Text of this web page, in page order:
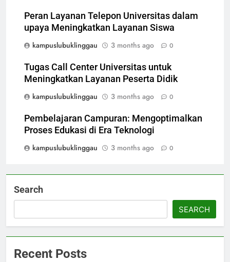
Peran Layanan Telepon Universitas dalam
upaya Meningkatkan Layanan Siswa
kampuslubuklinggau
3 months ago 0
Tugas Call Center Universitas untuk
Meningkatkan Layanan Peserta Didik
kampuslubuklinggau
3 months ago 0
Pembelajaran Campuran: Mengoptimalkan
Proses Edukasi di Era Teknologi
kampuslubuklinggau
3 months ago 0
Search
SEARCH
Recent Posts